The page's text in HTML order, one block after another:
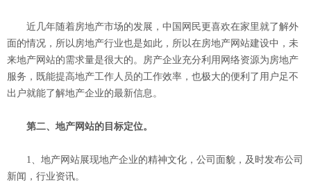
近几年随着房地产市场的发展，中国网民更喜欢在家里就了解外
面的情况，所以房地产行业也是如此，所以在房地产网站建设中，未
来地产网站的需求量是很大的。房产企业充分利用网络资源为房地产
服务，既能提高地产工作人员的工作效率，也极大的便利了用户足不
出户就能了解地产企业的最新信息。
第二、地产网站的目标定位。
1、地产网站展现地产企业的精神文化，公司面貌，及时发布公司
新闻，行业资讯。